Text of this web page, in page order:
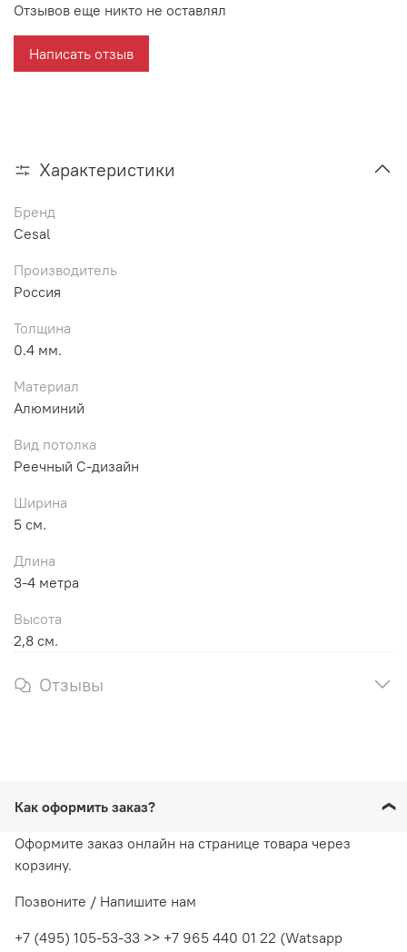
Отзывов еще никто не оставлял
Написать отзыв
Характеристики
Бренд
Cesal
Производитель
Россия
Толщина
0.4 мм.
Материал
Алюминий
Вид потолка
Реечный С-дизайн
Ширина
5 см.
Длина
3-4 метра
Высота
2,8 см.
Отзывы
Как оформить заказ?
Оформите заказ онлайн на странице товара через
корзину.
Позвоните / Напишите нам
+7 (495) 105-53-33 >> +7 965 440 01 22 (Watsapp